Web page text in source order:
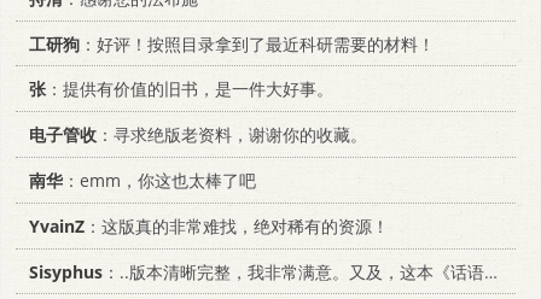
工研狗 ：好评！按照目录拿到了最近科研需要的材料！
张：提供有价值的旧书，是一件大好事。
电子管收 ：寻求绝版老资料，谢谢你的收藏。
南华：emm，你这也太棒了吧
YvainZ ：这版真的非常难找，绝对稀有的资源！
Sisyphus ：..版本清晰完整，我非常满意。又及，这本《话语的真相》...